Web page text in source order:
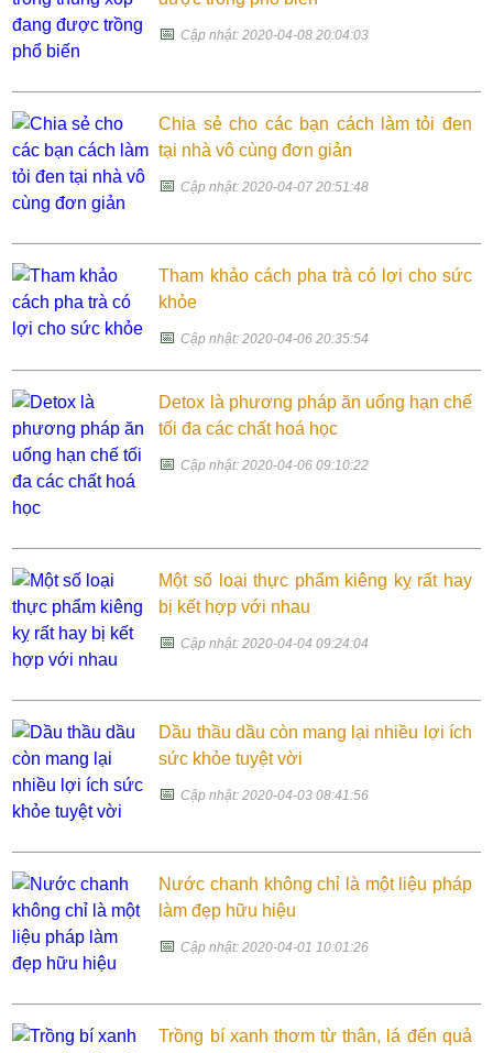
📅Cập nhật: 2020-04-08 20:04:03
Chia sẻ cho các bạn cách làm tỏi đen
tại nhà vô cùng đơn giản
📅Cập nhật: 2020-04-07 20:51:48
Tham khảo cách pha trà có lợi cho sức
khỏe
📅Cập nhật: 2020-04-06 20:35:54
Detox là phương pháp ăn uống hạn chế
tối đa các chất hoá học
📅Cập nhật: 2020-04-06 09:10:22
Một số loại thực phẩm kiêng kỵ rất hay
bị kết hợp với nhau
📅Cập nhật: 2020-04-04 09:24:04
Dầu thầu dầu còn mang lại nhiều lợi ích
sức khỏe tuyệt vời
📅Cập nhật: 2020-04-03 08:41:56
Nước chanh không chỉ là một liệu pháp
làm đẹp hữu hiệu
📅Cập nhật: 2020-04-01 10:01:26
Trồng bí xanh thơm từ thân, lá đến quả